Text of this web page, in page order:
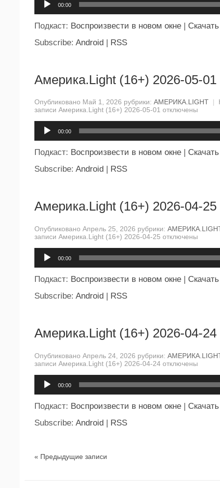
00:00
Подкаст: Воспроизвести в новом окне | Скачать
Subscribe: Android | RSS
Америка.Light (16+) 2026-05-01
Опубликовано Май 1, 2026 рубрики: АМЕРИКА.LIGHT |
записи Америка.Light (16+) 2026-05-01 отключены
00:00
Подкаст: Воспроизвести в новом окне
Скачать
Subscribe: Android RSS
Америка.Light (16+) 2026-04-25
Опубликовано Апрель 25, 2026 рубрики:
записи Америка.Light (16+) 2026-04-25 отключены
00:00
Подкаст: Воспроизвести в новом окне | Скачать
Subscribe: Android | RSS
Америка.Light (16+) 2026-04-24
Опубликовано Апрель 24, 2026 рубрики:
записи Америка.Light (16+) 2026-04-24 отключены
00:00
Подкаст: Воспроизвести в новом окне | Скачать
Subscribe: Android | RSS
« Предыдущие записи